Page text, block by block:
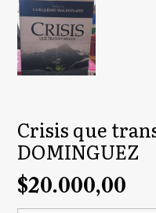
Crisis que
DOMINGUEZ
$20.000,00